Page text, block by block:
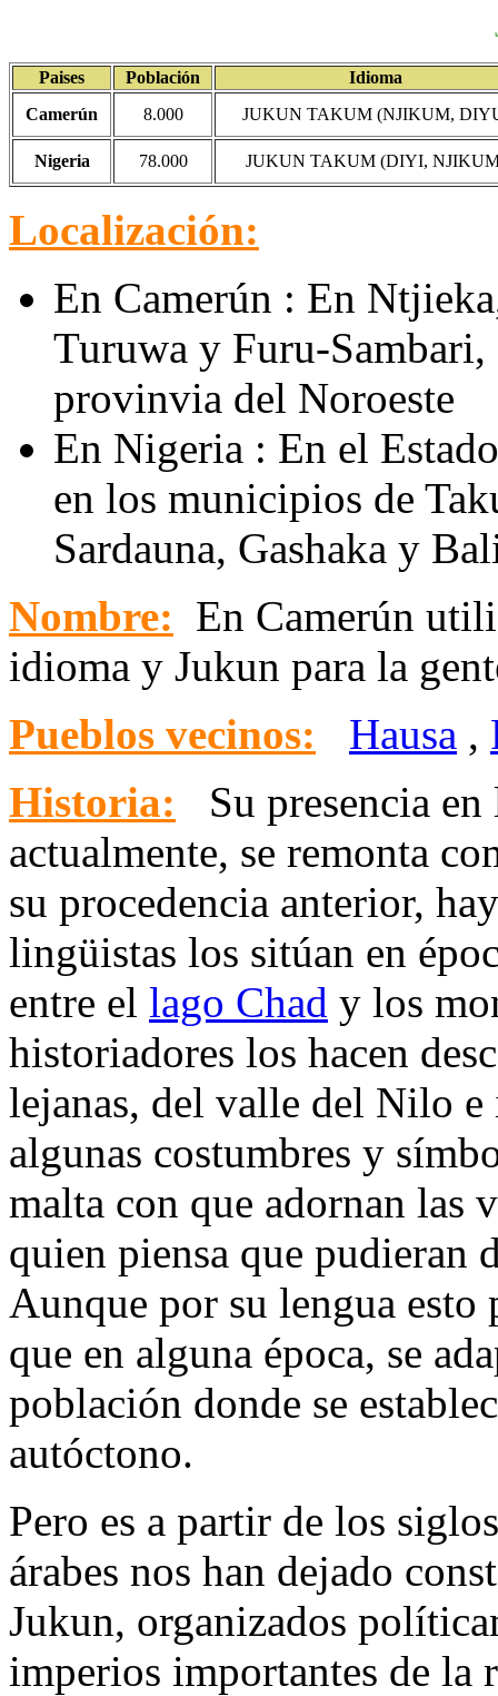
Paises Población
Idioma
Camerún
8.000 JUKUN TAKUM (NJIKUM,
Nigeria 78.000 JUKUN TAKUM (DIYI,
Localización:
En Camerún : En
Turuwa y Furu-Sambari,
provinvia del Noroeste
En Nigeria : En el
en los municipios de
Sardauna, Gashaka y
Nombre: En Camerún
idioma y Jukun para la
Pueblos vecinos:
Hausa ,
Historia:
Su presencia
actualmente, se remonta
su procedencia anterior,
lingüistas los sitúan en
entre el lago Chad y los
historiadores los hacen
lejanas, del valle del Nilo
algunas costumbres y
malta con que adornan las
quien piensa que pudieran
Aunque por su lengua esto
que en alguna época, se
población donde se
autóctono.
Pero es a partir de los
árabes nos han dejado
Jukun, organizados
imperios importantes de la